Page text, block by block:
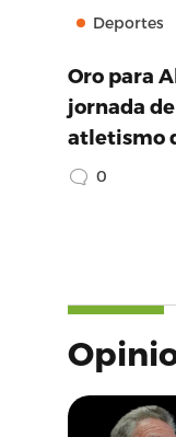
Deportes
Oro para
jornada
atletismo
0